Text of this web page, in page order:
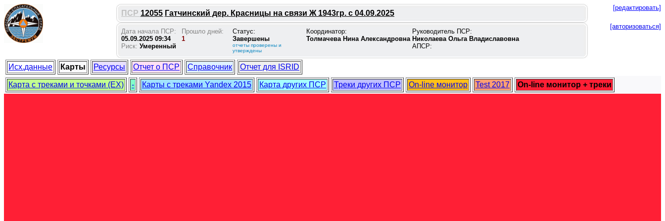
ПСР 12055 Гатчинский дер. Красницы на связи Ж 1943гр. с 04.09.2025
[редактировать]
Дата начала ПСР:
05.09.2025 09:34
Риск: Умеренный
Прошло дней:
1
Статус:
Завершены
отчеты проверены и
утверждены
Координатор:
Толмачева Нина Александровна
Руководитель ПСР:
Николаева Ольга Владиславовна
АПСР:
[авторизоваться]
Исх.данные Карты Ресурсы Отчет о ПСР Справочник Отчет для ISRID
Карта с треками и точками (EX) - Карты с треками Yandex 2015 Карта других ПСР Треки других ПСР On-line монитор Test 2017 On-line монитор + треки